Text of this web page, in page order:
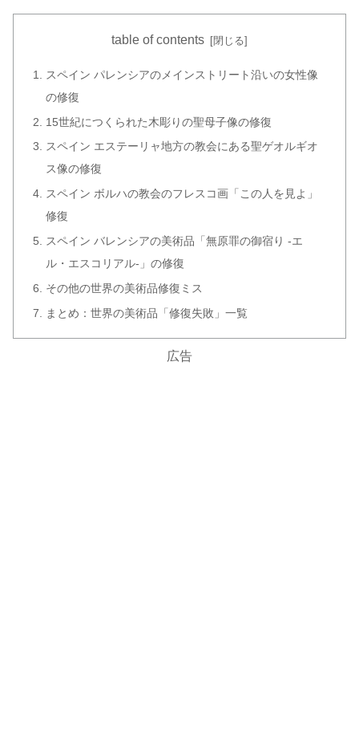
table of contents
スペイン パレンシアのメインストリート沿いの女性像
の修復
15世紀につくられた木彫りの聖母子像の修復
スペイン エステーリャ地方の教会にある聖ゲオルギオ
ス像の修復
スペイン ボルハの教会のフレスコ画「この人を見よ」
修復
スペイン バレンシアの美術品「無原罪の御宿り -エ
ル・エスコリアル-」の修復
その他の世界の美術品修復ミス
まとめ：世界の美術品「修復失敗」一覧
広告